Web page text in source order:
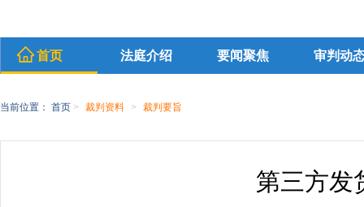
首页 法庭介绍 要闻聚焦 审判动
当前位置： 首页 > 裁判资料 > 裁判要旨
第三方发